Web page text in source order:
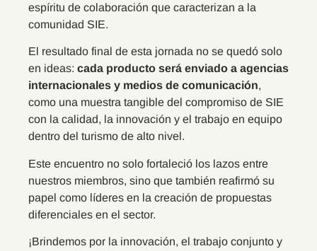
espíritu de colaboración que caracterizan a la
comunidad SIE.
El resultado final de esta jornada no se quedó solo
en ideas: cada producto será enviado a agencias
internacionales y medios de comunicación,
como una muestra tangible del compromiso de SIE
con la calidad, la innovación y el trabajo en equipo
dentro del turismo de alto nivel.
Este encuentro no solo fortaleció los lazos entre
nuestros miembros, sino que también reafirmó su
papel como líderes en la creación de propuestas
diferenciales en el sector.
¡Brindemos por la innovación, el trabajo conjunto y